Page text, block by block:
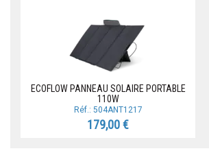
ECOFLOW PANNEAU SOLAIRE PORTABLE
110W
Réf.: 504ANT1217
179,00 €